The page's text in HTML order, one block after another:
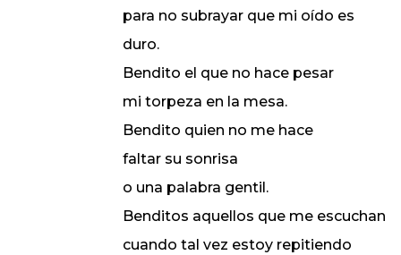
para no subrayar que mi oído es
duro.
Bendito el que no hace pesar
mi torpeza en la mesa.
Bendito quien no me hace
faltar su sonrisa
o una palabra gentil.
Benditos aquellos que me escuchan
cuando tal vez estoy repitiendo